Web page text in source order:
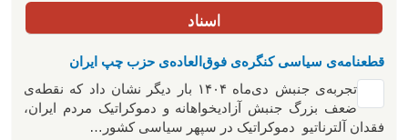
اسناد
قطعنامه‌ی سیاسی کنگره‌ی فوق‌العاده‌ی حزب چپ ایران
تجربه‌ی جنبش دی‌ماه ۱۴۰۴ بار دیگر نشان داد که نقطه‌ی
ضعف بزرگ جنبش آزادیخواهانه و دموکراتیک مردم ایران،
فقدان آلترناتیو دموکراتیک در سپهر سیاسی کشور…